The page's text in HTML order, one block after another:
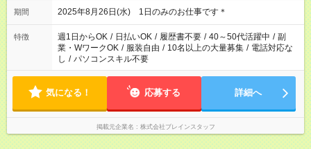
長30分 ◇誘導(高崎駅) 9:30～12:30(休憩なし)最大延長30分 ◇
合は上記条件参照
期間 2025年8月26日(水) 1日のみのお仕事です＊
特徴 週1日からOK / 日払いOK / 履歴書不要 / 40～50代活躍中 / 副
業・WワークOK / 服装自由 / 10名以上の大量募集 / 電話対応な
し / パソコンスキル不要
気になる！ 応募する 詳細へ
掲載元企業名 株式会社ブレインスタッフ